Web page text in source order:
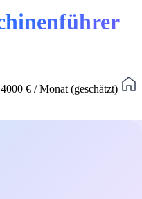
€ / Monat (geschätzt)